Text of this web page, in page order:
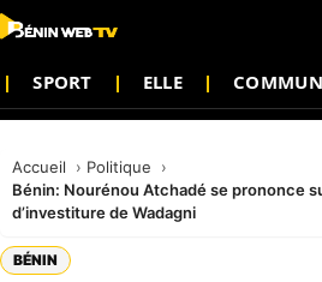
SPORT ELLE
Accueil
Politique
Bénin: Nourénou Atchadé se prononce
d’investiture de Wadagni
BÉNIN